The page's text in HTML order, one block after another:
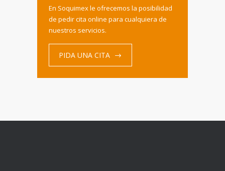
En Soquimex le ofrecemos la posibilidad
de pedir cita online para cualquiera de
nuestros servicios.
PIDA UNA CITA